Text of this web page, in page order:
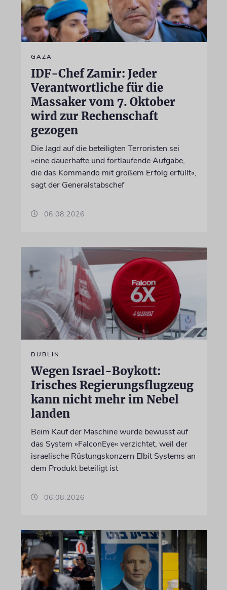
GAZA
IDF-Chef Zamir: Jeder
Verantwortliche für die
Massaker vom 7. Oktober
wird zur Rechenschaft
gezogen
Die Jagd auf die beteiligten Terroristen sei
»eine dauerhafte und fortlaufende Aufgabe,
die das Kommando mit großem Erfolg erfüllt«,
sagt der Generalstabschef
06.08.2026
DUBLIN
Wegen Israel-Boykott:
Irisches Regierungsflugzeug
kann nicht mehr im Nebel
landen
Beim Kauf der Maschine wurde bewusst auf
das System »FalconEye« verzichtet, weil der
israelische Rüstungskonzern Elbit Systems an
dem Produkt beteiligt ist
06.08.2026